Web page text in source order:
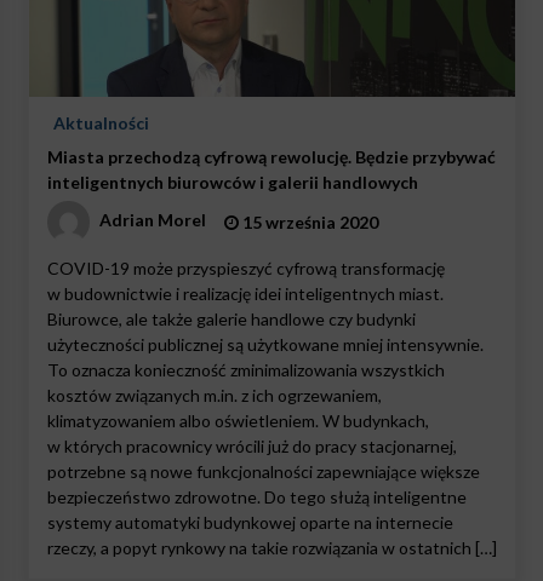
Aktualności
Miasta przechodzą cyfrową rewolucję. Będzie przybywać
inteligentnych biurowców i galerii handlowych
Adrian Morel
15 września 2020
COVID-19 może przyspieszyć cyfrową transformację
w budownictwie i realizację idei inteligentnych miast.
Biurowce, ale także galerie handlowe czy budynki
użyteczności publicznej są użytkowane mniej intensywnie.
To oznacza konieczność zminimalizowania wszystkich
kosztów związanych m.in. z ich ogrzewaniem,
klimatyzowaniem albo oświetleniem. W budynkach,
w których pracownicy wrócili już do pracy stacjonarnej,
potrzebne są nowe funkcjonalności zapewniające większe
bezpieczeństwo zdrowotne. Do tego służą inteligentne
systemy automatyki budynkowej oparte na internecie
rzeczy, a popyt rynkowy na takie rozwiązania w ostatnich […]